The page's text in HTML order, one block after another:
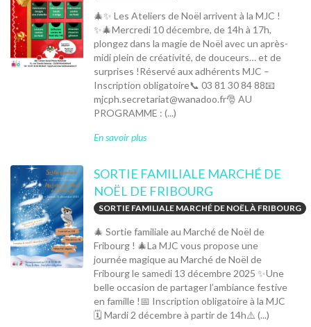
🎄✨ Les Ateliers de Noël arrivent à la MJC !
✨🎄Mercredi 10 décembre, de 14h à 17h,
plongez dans la magie de Noël avec un après-
midi plein de créativité, de douceurs… et de
surprises !Réservé aux adhérents MJC –
Inscription obligatoire📞 03 81 30 84 88📧
mjcph.secretariat@wanadoo.fr🎅 AU
PROGRAMME : (...)
En savoir plus
SORTIE FAMILIALE MARCHÉ DE
NOËL DE FRIBOURG
SORTIE FAMILIALE MARCHÉ DE NOËL À FRIBOURG
🎄 Sortie familiale au Marché de Noël de
Fribourg ! 🎄La MJC vous propose une
journée magique au Marché de Noël de
Fribourg le samedi 13 décembre 2025 ✨Une
belle occasion de partager l’ambiance festive
en famille !📅 Inscription obligatoire à la MJC
🗓 Mardi 2 décembre à partir de 14h⚠️ (...)